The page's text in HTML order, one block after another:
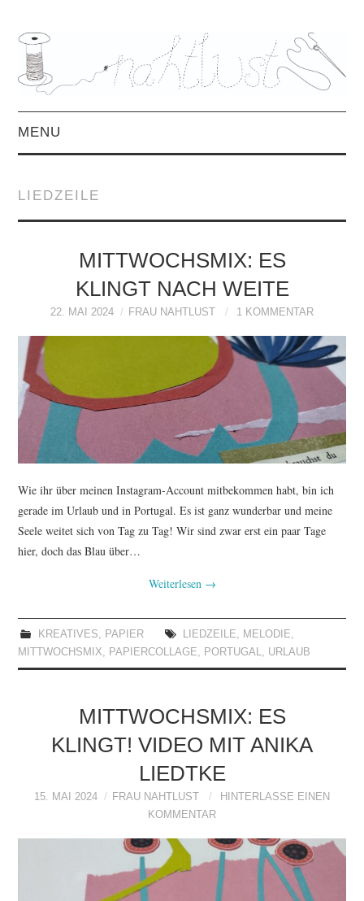
MENU
MITTWOCHSMIX &
INTERVIEWS
FREEBOOKS &
TUTORIALS
WORKSHOPS
PAPIERLIEBE AM
IMPRESSUM
LIEDZEILE
MITTWOCHSMIX: ES
KLINGT NACH WEITE
22. MAI 2024 FRAU NAHTLUST 1 KOMMENTAR
Wie ihr über meinen Instagram-Account mitbekommen habt, bin ich
gerade im Urlaub und in Portugal. Es ist ganz wunderbar und meine
Seele weitet sich von Tag zu Tag! Wir sind zwar erst ein paar Tage
hier, doch das Blau über…
Weiterlesen →
KREATIVES, PAPIER LIEDZEILE, MELODIE,
MITTWOCHSMIX, PAPIERCOLLAGE, PORTUGAL, URLAUB
MITTWOCHSMIX: ES
KLINGT! VIDEO MIT ANIKA
LIEDTKE
15. MAI 2024 FRAU NAHTLUST
HINTERLASSE EINEN
KOMMENTAR